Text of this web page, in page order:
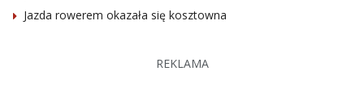
Jazda rowerem okazała się kosztowna
REKLAMA